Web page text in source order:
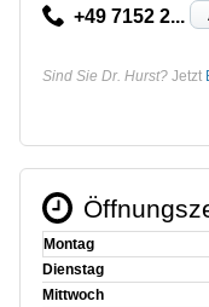
+49 7152 2...
Sind Sie Dr. Hurst? Jetzt
Montag
Dienstag
Mittwoch